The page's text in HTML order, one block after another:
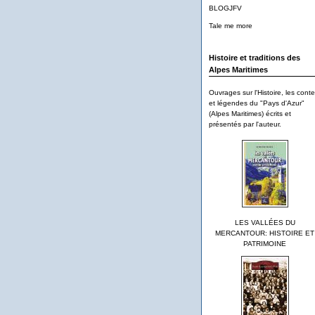
BLOGJFV
Tale me more
Histoire et traditions des
Alpes Maritimes
Ouvrages sur l'Histoire, les
et légendes du "Pays d'Azur"
(Alpes Maritimes) écrits et
présentés par l'auteur.
LES VALLÉES DU
MERCANTOUR: HISTOIRE ET
PATRIMOINE